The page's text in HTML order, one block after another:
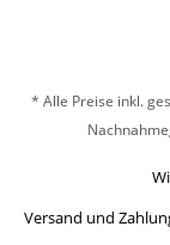
* Alle Preise inkl.
Versand und